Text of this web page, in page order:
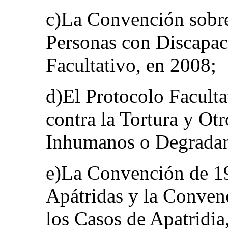
c)La Convención
Personas con
Facultativo, en 2008;
d)El Protocolo
contra la Tortura y
Inhumanos o
e)La Convención de
Apátridas y la
los Casos de